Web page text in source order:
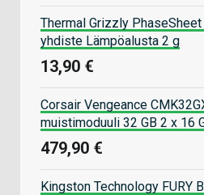
Thermal Grizzly
yhdiste Lämpöalusta 2 g
13,90 €
Corsair Vengeance
muistimoduuli 32 GB 2 x 16
479,90 €
Kingston Technology FURY